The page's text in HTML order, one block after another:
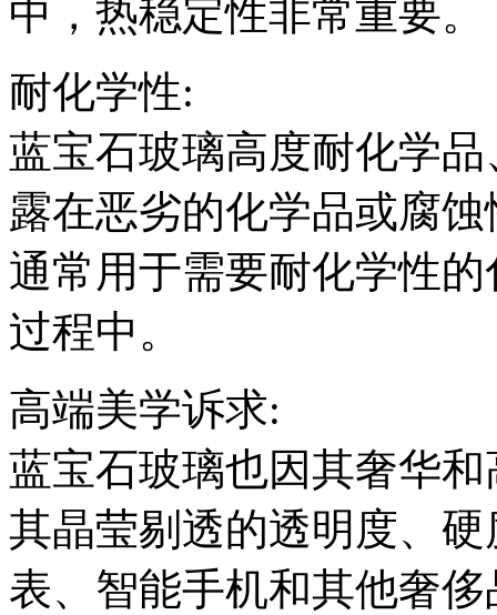
中，热稳定性非常重要。
耐化学性:
蓝宝石玻璃高度耐化学
露在恶劣的化学品或腐
通常用于需要耐化学性
过程中。
高端美学诉求:
蓝宝石玻璃也因其奢华
其晶莹剔透的透明度、
表、智能手机和其他奢